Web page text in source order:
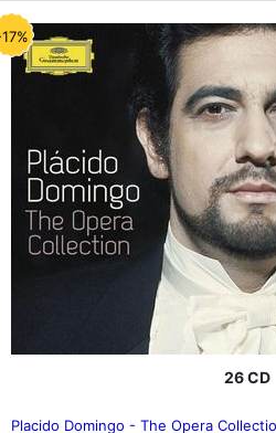
26 CD
Placido Domingo - The Opera